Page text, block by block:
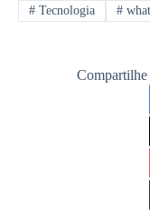
#Tecnologia #
Compartilhe